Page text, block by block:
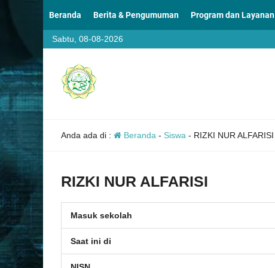
Beranda Berita & Pengumuman Program dan Layanan
Sabtu, 08-08-2026
Anda ada di : Beranda - Siswa - RIZKI NUR ALFARISI
RIZKI NUR ALFARISI
Masuk sekolah
Saat ini di